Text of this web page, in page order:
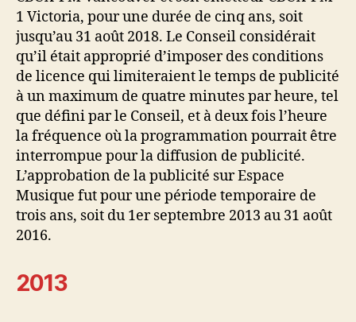
1 Victoria, pour une durée de cinq ans, soit
jusqu’au 31 août 2018. Le Conseil considérait
qu’il était approprié d’imposer des conditions
de licence qui limiteraient le temps de publicité
à un maximum de quatre minutes par heure, tel
que défini par le Conseil, et à deux fois l’heure
la fréquence où la programmation pourrait être
interrompue pour la diffusion de publicité.
L’approbation de la publicité sur Espace
Musique fut pour une période temporaire de
trois ans, soit du 1er septembre 2013 au 31 août
2016.
2013